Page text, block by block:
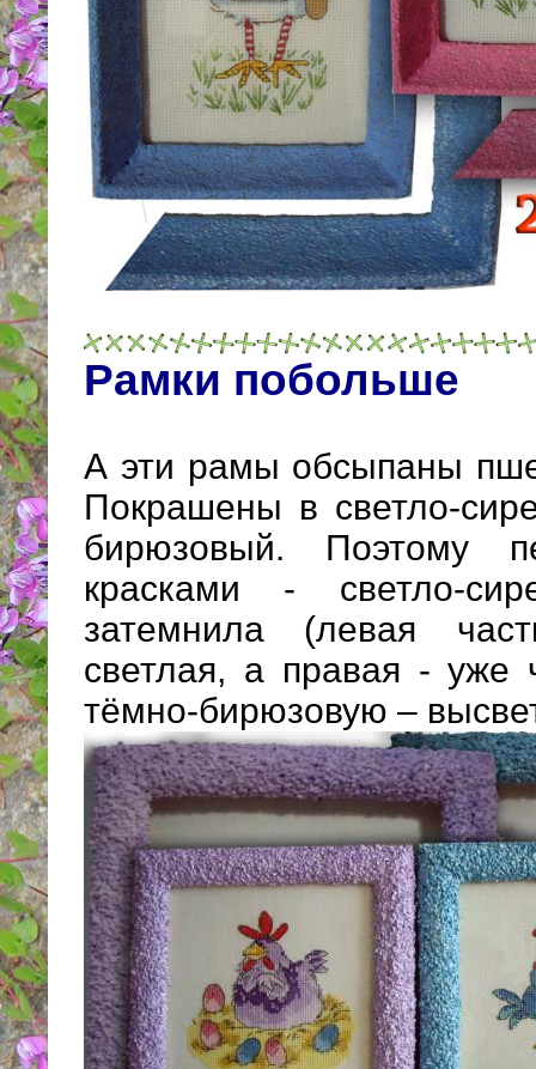
Рамки побольше
А эти рамы обсыпаны
Покрашены в светло-
бирюзовый. Поэтому
красками - светло-
затемнила (левая
светлая, а правая - уже
тёмно-бирюзовую –